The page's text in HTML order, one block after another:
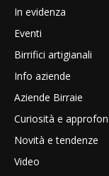
In evidenza
Eventi
Birrifici artigianali
Info aziende
Aziende Birraie
Curiosità e
Novità e tendenze
Video